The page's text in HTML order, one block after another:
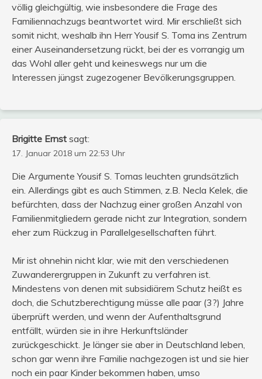
völlig gleichgültig, wie insbesondere die Frage des
Familiennachzugs beantwortet wird. Mir erschließt sich
somit nicht, weshalb ihn Herr Yousif S. Toma ins Zentrum
einer Auseinandersetzung rückt, bei der es vorrangig um
das Wohl aller geht und keineswegs nur um die
Interessen jüngst zugezogener Bevölkerungsgruppen.
Brigitte Ernst sagt:
17. Januar 2018 um 22:53 Uhr
Die Argumente Yousif S. Tomas leuchten grundsätzlich
ein. Allerdings gibt es auch Stimmen, z.B. Necla Kelek, die
befürchten, dass der Nachzug einer großen Anzahl von
Familienmitgliedern gerade nicht zur Integration, sondern
eher zum Rückzug in Parallelgesellschaften führt.
Mir ist ohnehin nicht klar, wie mit den verschiedenen
Zuwanderergruppen in Zukunft zu verfahren ist.
Mindestens von denen mit subsidiärem Schutz heißt es
doch, die Schutzberechtigung müsse alle paar (3?) Jahre
überprüft werden, und wenn der Aufenthaltsgrund
entfällt, würden sie in ihre Herkunftsländer
zurückgeschickt. Je länger sie aber in Deutschland leben,
schon gar wenn ihre Familie nachgezogen ist und sie hier
noch ein paar Kinder bekommen haben, umso